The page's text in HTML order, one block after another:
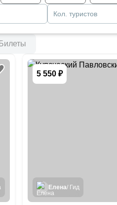
Кол. туристов
Билеты
5 550 ₽
Елена/ Гид